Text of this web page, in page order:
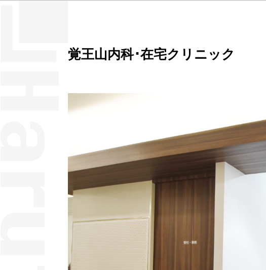
覚王山内科･在宅クリニック